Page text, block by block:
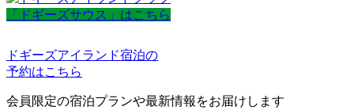
「ドギーズサウス」はこちら
ドギーズアイランド宿泊の
予約はこちら
会員限定の宿泊プランや最新情報をお届けします